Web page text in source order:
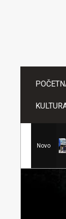
Novo
Evropska
milijarde
rusku